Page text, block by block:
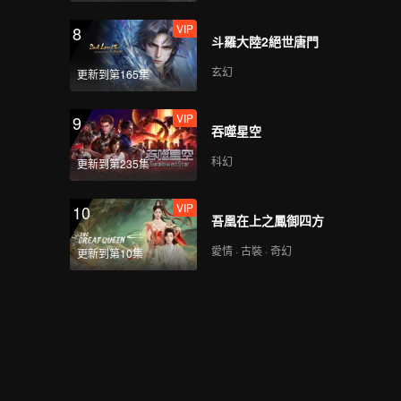
8
更新到第165集
VIP
斗羅大陸2絕世唐門
玄幻
9
更新到第235集
VIP
吞噬星空
科幻
10
更新到第10集
VIP
吾凰在上之鳳御四方
愛情 · 古裝 · 奇幻